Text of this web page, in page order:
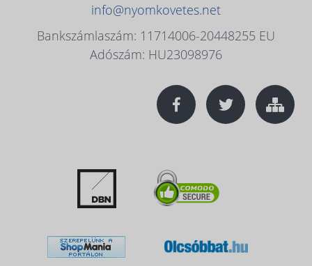
info@nyomkovetes.net
Bankszámlaszám: 11714006-20448255 EU
Adószám: HU23098976